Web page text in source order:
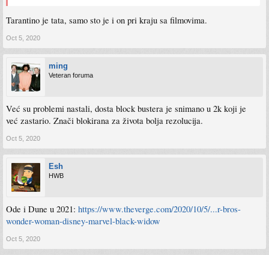
Tarantino je tata, samo sto je i on pri kraju sa filmovima.
Oct 5, 2020
ming
Veteran foruma
Već su problemi nastali, dosta block bustera je snimano u 2k koji je
već zastario. Znači blokirana za života bolja rezolucija.
Oct 5, 2020
Esh
HWB
Ode i Dune u 2021: https://www.theverge.com/2020/10/5/...r-bros-
wonder-woman-disney-marvel-black-widow
Oct 5, 2020